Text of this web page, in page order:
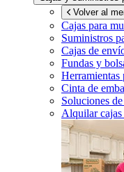
Volver al
Cajas para
Suministros
Cajas de
Fundas y
Herramientas
Cinta de
Soluciones
Alquilar cajas